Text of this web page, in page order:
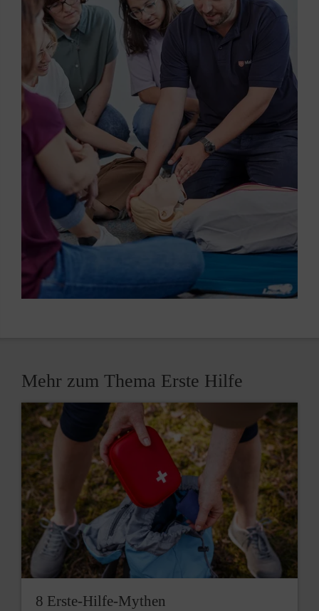
Mehr zum Thema Erste Hilfe
8 Erste-Hilfe-Mythen